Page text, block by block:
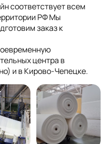
соответствует всем
РФ Мы
заказ к
центра в
и в Кирово-Чепецке.